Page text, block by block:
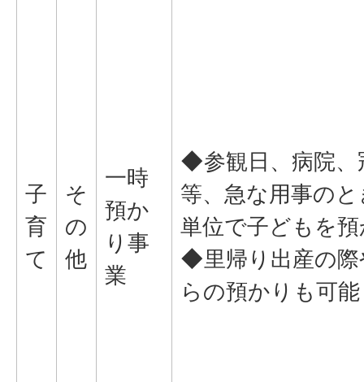
子
育
て
そ
の
他
一時
預か
り事
業
◆参観日、病院、
等、急な用事の
単位で子どもを
◆里帰り出産の際
らの預かりも可能